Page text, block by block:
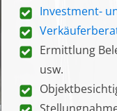
Investment-
Ermittlung
usw.